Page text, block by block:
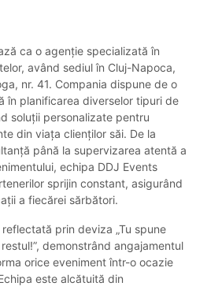
ca o agenție specializată în
având sediul în Cluj-Napoca,
nr. 41. Compania dispune de o
în planificarea diverselor tipuri de
soluții personalizate pentru
din viața clienților săi. De la
până la supervizarea atentă a
echipa DDJ Events
sprijin constant, asigurând
a fiecărei sărbători.
prin deviza „Tu spune
demonstrând angajamentul
orice eveniment într-o ocazie
este alcătuită din